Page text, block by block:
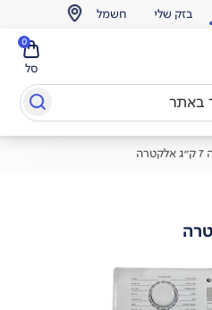
בזק שלי חשמל
סל
0